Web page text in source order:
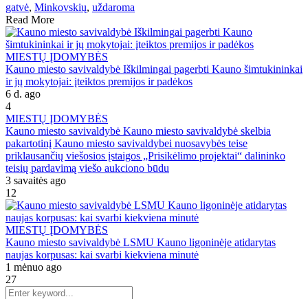
gatvė, Minkovskių, uždaroma
Read More
MIESTŲ ĮDOMYBĖS
Kauno miesto savivaldybė Iškilmingai pagerbti Kauno šimtukininkai
ir jų mokytojai: įteiktos premijos ir padėkos
6 d. ago
4
MIESTŲ ĮDOMYBĖS
Kauno miesto savivaldybė Kauno miesto savivaldybė skelbia
pakartotinį Kauno miesto savivaldybei nuosavybės teise
priklausančių viešosios įstaigos „Prisikėlimo projektai“ dalininko
teisių pardavimą viešo aukciono būdu
3 savaitės ago
12
MIESTŲ ĮDOMYBĖS
Kauno miesto savivaldybė LSMU Kauno ligoninėje atidarytas
naujas korpusas: kai svarbi kiekviena minutė
1 mėnuo ago
27